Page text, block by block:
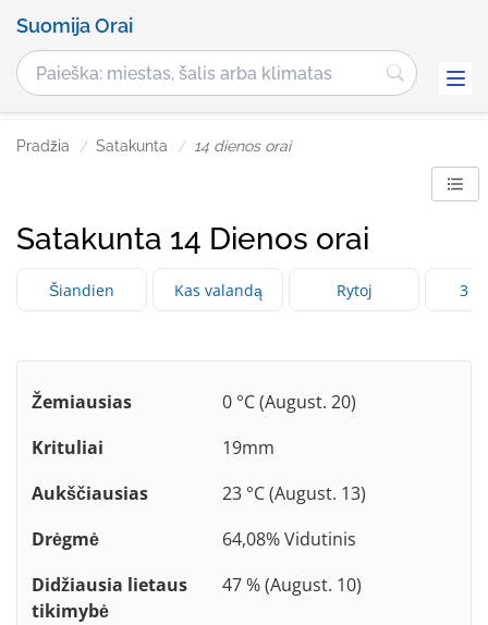
Suomija Orai
Pradžia Satakunta 14 dienos orai
Satakunta 14 Dienos orai
Šiandien Kas valandą Rytoj 3
Žemiausias
0 °C (August. 20)
Krituliai
19mm
Aukščiausias
23 °C (August. 13)
Drėgmė
64,08% Vidutinis
Didžiausia lietaus
tikimybė
47 % (August. 10)